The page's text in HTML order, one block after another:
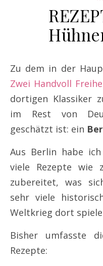
Zu dem in der
Zwei Handvoll
dortigen Klassiker
im Rest von
geschätzt ist: ein
Aus Berlin habe
viele Rezepte wie
zubereitet, was
sehr viele
Weltkrieg dort
Bisher umfasste
Rezepte: